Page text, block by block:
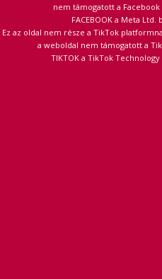
nem támogatott a
FACEBOOK a Meta
Ez az oldal nem része a TikTok
a weboldal nem támogatott a
TIKTOK a TikTok